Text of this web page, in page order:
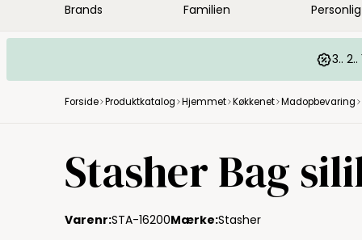
Brands Familien
3..
Forside Produktkatalog Hjemmet Køkkenet Madopbevaring
Stasher Bag
Varenr:STA-16200Mærke:Stasher